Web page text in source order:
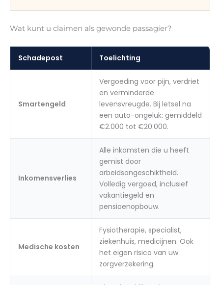
Wat kunt u claimen als gewonde passagier?
Schadepost Toelichting
Smartengeld
Vergoeding voor pijn, verdriet
en verminderde
levensvreugde. Bij letsel na
een auto-ongeluk: gemiddeld
€2.000 tot €20.000.
Inkomensverlies
Alle inkomsten die u heeft
gemist door
arbeidsongeschiktheid.
Volledig vergoed, inclusief
vakantiegeld en
pensioenopbouw.
Medische kosten
Fysiotherapie, specialist,
ziekenhuis, medicijnen. Ook
het eigen risico van uw
zorgverzekering.